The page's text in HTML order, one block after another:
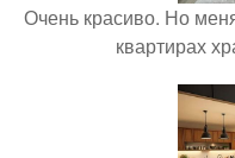
Очень красиво. Но
квартирах